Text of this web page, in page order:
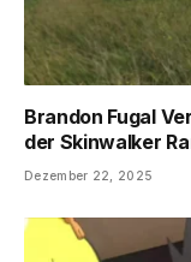
Brandon Fugal
der Skinwalker
Dezember 22, 2025